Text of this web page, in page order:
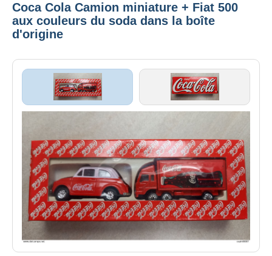
Coca Cola Camion miniature + Fiat 500
aux couleurs du soda dans la boîte
d'origine